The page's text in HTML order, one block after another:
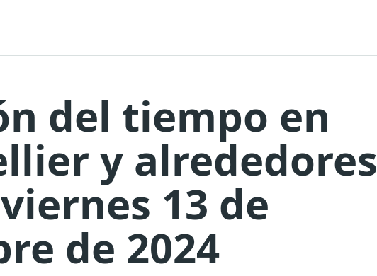
del tiempo en
y alrededores
13 de
de 2024